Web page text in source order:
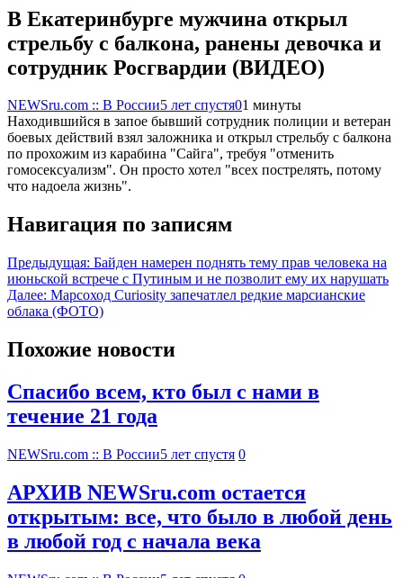
В Екатеринбурге мужчина открыл
стрельбу с балкона, ранены девочка и
сотрудник Росгвардии (ВИДЕО)
NEWSru.com :: В России5 лет спустя01 минуты
Находившийся в запое бывший сотрудник полиции и ветеран
боевых действий взял заложника и открыл стрельбу с балкона
по прохожим из карабина "Сайга", требуя "отменить
гомосексуализм". Он просто хотел "всех пострелять, потому
что надоела жизнь".
Навигация по записям
Предыдущая: Байден намерен поднять тему прав человека на
июньской встрече с Путиным и не позволит ему их нарушать
Далее: Марсоход Curiosity запечатлел редкие марсианские
облака (ФОТО)
Похожие новости
Спасибо всем, кто был с нами в
течение 21 года
NEWSru.com :: В России5 лет спустя 0
АРХИВ NEWSru.com остается
открытым: все, что было в любой день
в любой год с начала века